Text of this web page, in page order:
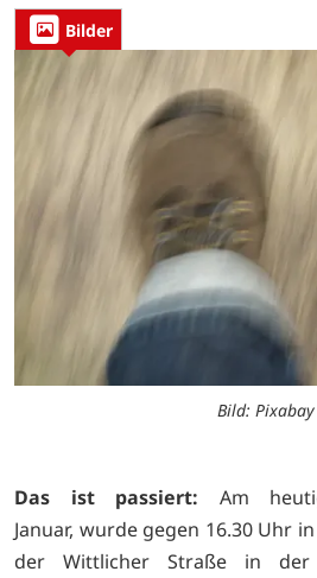
Bilder
Bild: Pixabay
Das ist passiert: Am
Januar, wurde gegen 16.30 Uhr
der Wittlicher Straße in der